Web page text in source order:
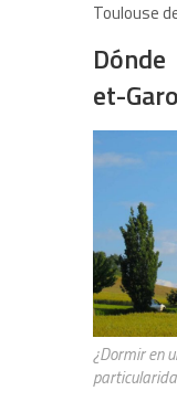
Toulouse
et-
¿Dormir en